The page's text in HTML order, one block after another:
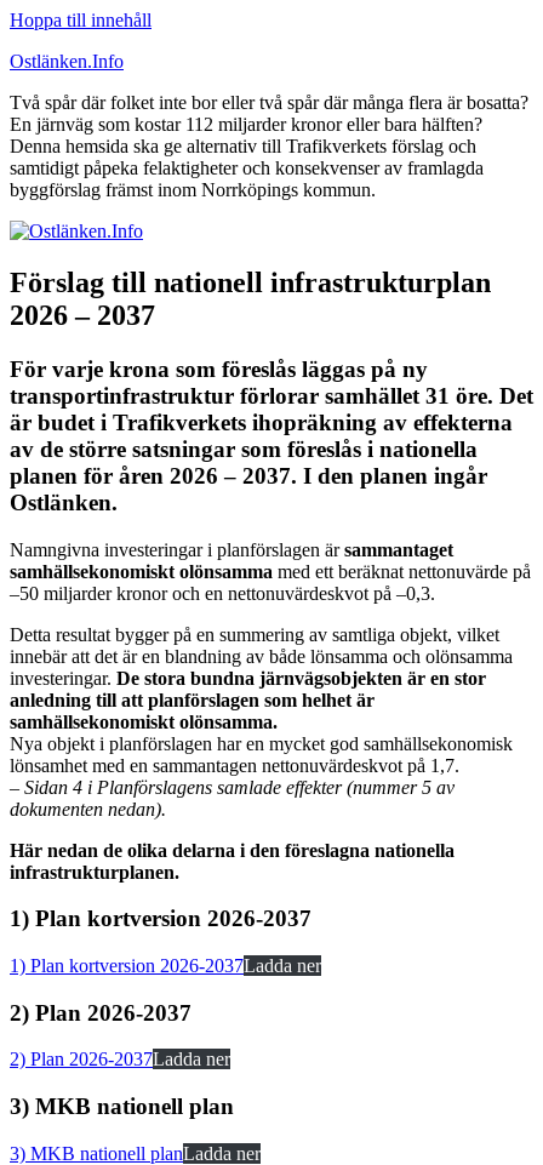
Hoppa till innehåll
Ostlänken.Info
Två spår där folket inte bor eller två spår där många flera är bosatta?
En järnväg som kostar 112 miljarder kronor eller bara hälften?
Denna hemsida ska ge alternativ till Trafikverkets förslag och
samtidigt påpeka felaktigheter och konsekvenser av framlagda
byggförslag främst inom Norrköpings kommun.
Förslag till nationell infrastrukturplan
2026 – 2037
För varje krona som föreslås läggas på ny
transportinfrastruktur förlorar samhället 31 öre. Det
är budet i Trafikverkets ihopräkning av effekterna
av de större satsningar som föreslås i nationella
planen för åren 2026 – 2037. I den planen ingår
Ostlänken.
Namngivna investeringar i planförslagen ärsammantaget
samhällsekonomiskt olönsamma med ett beräknat nettonuvärde på
–50 miljarder kronor och en nettonuvärdeskvot på –0,3.
Detta resultat bygger på en summering av samtliga objekt, vilket
innebär att det är en blandning av både lönsamma och olönsamma
investeringar. De stora bundna järnvägsobjekten är en stor
anledning till att planförslagen som helhet är
samhällsekonomiskt olönsamma.
Nya objekt i planförslagen har en mycket god samhällsekonomisk
lönsamhet med en sammantagen nettonuvärdeskvot på 1,7.
– Sidan 4 i Planförslagens samlade effekter (nummer 5 av
dokumenten nedan).
Här nedan de olika delarna i den föreslagna nationella
infrastrukturplanen.
1) Plan kortversion 2026-2037
1) Plan kortversion 2026-2037Ladda ner
2) Plan 2026-2037
2) Plan 2026-2037Ladda ner
3) MKB nationell plan
3) MKB nationell planLadda ner